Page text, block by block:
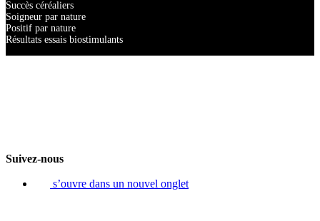
Succès céréaliers
Soigneur par nature
Positif par nature
Résultats essais biostimulants
Suivez-nous
s’ouvre dans un nouvel onglet